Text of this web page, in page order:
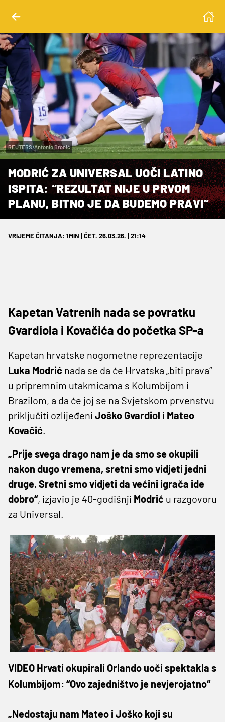
REUTERS/Antonio Bronić
MODRIĆ ZA UNIVERSAL UOČI LATINO
ISPITA: “REZULTAT NIJE U PRVOM
PLANU, BITNO JE DA BUDEMO PRAVI”
VRIJEME ČITANJA: 1MIN | ČET. 26.03.26. | 21:14
Kapetan Vatrenih nada se povratku
Gvardiola i Kovačića do početka SP-a
Kapetan hrvatske nogometne reprezentacije
Luka Modrić nada se da će Hrvatska „biti prava“
u pripremnim utakmicama s Kolumbijom i
Brazilom, a da će joj se na Svjetskom prvenstvu
priključiti ozlijeđeni Joško Gvardiol i Mateo
Kovačić.
„Prije svega drago nam je da smo se okupili
nakon dugo vremena, sretni smo vidjeti jedni
druge. Sretni smo vidjeti da većini igrača ide
dobro“, izjavio je 40-godišnji Modrić u razgovoru
za Universal.
VIDEO Hrvati okupirali Orlando uoči spektakla s
Kolumbijom: “Ovo zajedništvo je nevjerojatno“
„Nedostaju nam Mateo i Joško koji su